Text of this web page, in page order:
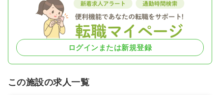
ログインまたは新規登録
この施設の求人一覧